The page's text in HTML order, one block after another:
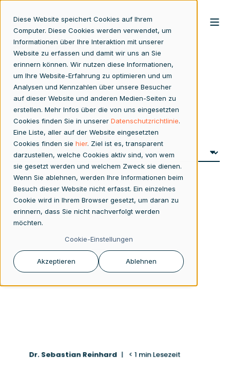
Diese Website speichert Cookies auf Ihrem
Computer. Diese Cookies werden verwendet, um
Informationen über Ihre Interaktion mit unserer
Website zu erfassen und damit wir uns an Sie
erinnern können. Wir nutzen diese Informationen,
um Ihre Website-Erfahrung zu optimieren und um
Analysen und Kennzahlen über unsere Besucher
auf dieser Website und anderen Medien-Seiten zu
erstellen. Mehr Infos über die von uns eingesetzten
Cookies finden Sie in unserer Datenschutzrichtlinie.
Eine Liste, aller auf der Website eingesetzten
Cookies finden sie hier. Ziel ist es, transparent
darzustellen, welche Cookies aktiv sind, von wem
sie gesetzt werden und welchem Zweck sie dienen.
Wenn Sie ablehnen, werden Ihre Informationen beim
Besuch dieser Website nicht erfasst. Ein einzelnes
Cookie wird in Ihrem Browser gesetzt, um daran zu
erinnern, dass Sie nicht nachverfolgt werden
möchten.
Cookie-Einstellungen
Akzeptieren Ablehnen
CALEO Presse
Dr. Sebastian Reinhard < 1 min Lesezeit